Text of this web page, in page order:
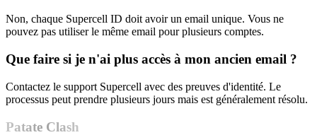
Non, chaque Supercell ID doit avoir un email unique. Vous ne
pouvez pas utiliser le même email pour plusieurs comptes.
Que faire si je n'ai plus accès à mon ancien email ?
Contactez le support Supercell avec des preuves d'identité. Le
processus peut prendre plusieurs jours mais est généralement résolu.
Patate Clash